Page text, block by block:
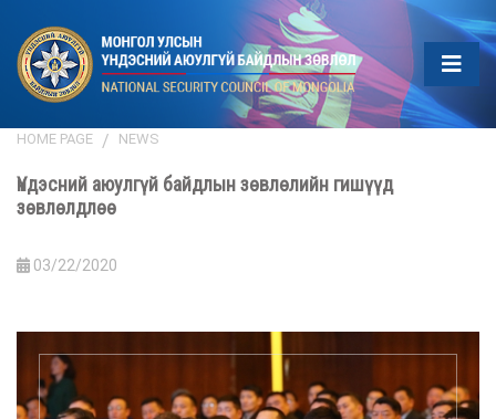
HOME PAGE NEWS
Үндэсний аюулгүй байдлын зөвлөлийн гишүүд
зөвлөлдлөө
03/22/2020